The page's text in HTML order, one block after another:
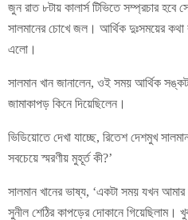
জুন রাত ৮টায় কালার্স টিভিতে সম্প্রচার
সালমানের চোখে জল। আর্থিক দুঃসময়ের
এলো।
সালমান খান জানালেন, ওই সময় আর্থিক
জামাকাপড় কিনে দিয়েছিলেন।
ভিডিয়োতে দেখা যাচ্ছে, রিতেশ দেশমুখ
সবচেয়ে স্মরণীয় মুহূর্ত কী?’
সালমান খানের ভাষ্য, ‘একটা সময় যখন
সুনীল শেঠির কাপড়ের দোকানে গিয়েছিলাম।